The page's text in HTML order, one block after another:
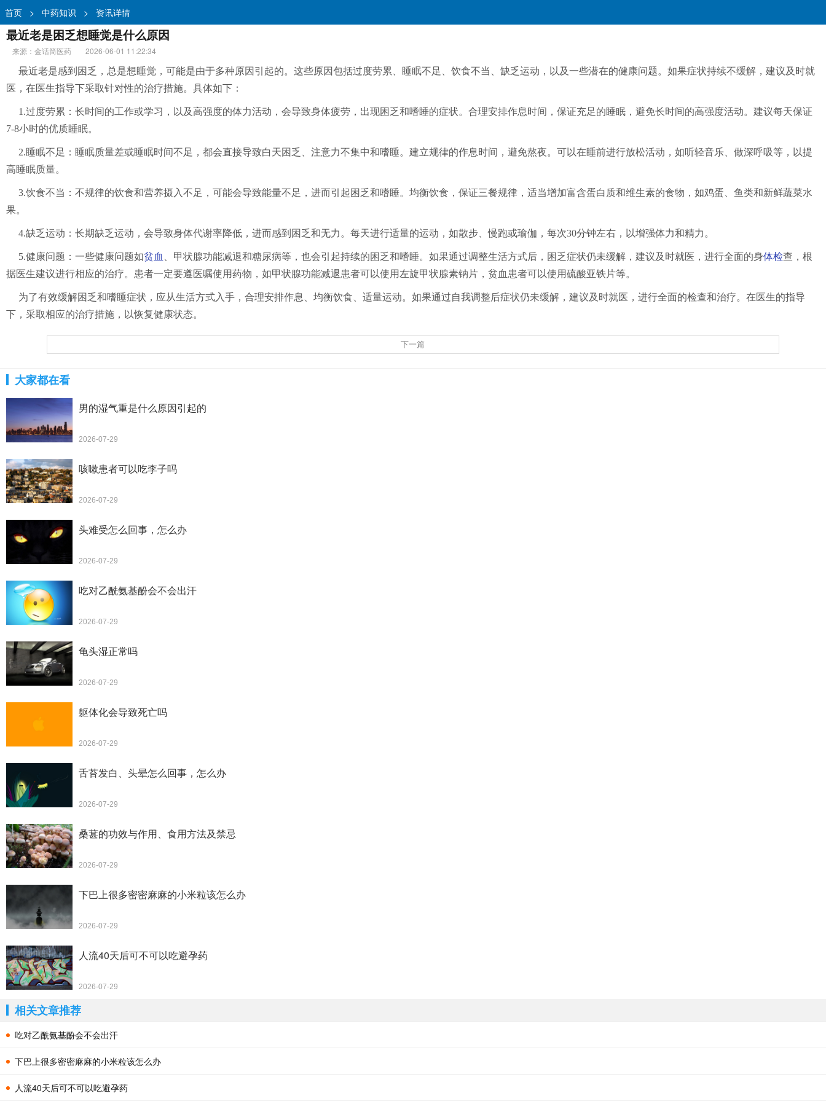
首页 > 中药知识 > 资讯详情
最近老是困乏想睡觉是什么原因
来源：金话筒医药
2026-06-01 11:22:34
最近老是感到困乏，总是想睡觉，可能是由于多种原因引起的。这些原因包括过度劳累、睡眠不足、饮食不当、缺乏运动，以及一些潜在的健康问题。如果症状持续不缓解，建议及时就
医，在医生指导下采取针对性的治疗措施。具体如下：
1.过度劳累：长时间的工作或学习，以及高强度的体力活动，会导致身体疲劳，出现困乏和嗜睡的症状。合理安排作息时间，保证充足的睡眠，避免长时间的高强度活动。建议每天保证
7-8小时的优质睡眠。
2.睡眠不足：睡眠质量差或睡眠时间不足，都会直接导致白天困乏、注意力不集中和嗜睡。建立规律的作息时间，避免熬夜。可以在睡前进行放松活动，如听轻音乐、做深呼吸等，以提
高睡眠质量。
3.饮食不当：不规律的饮食和营养摄入不足，可能会导致能量不足，进而引起困乏和嗜睡。均衡饮食，保证三餐规律，适当增加富含蛋白质和维生素的食物，如鸡蛋、鱼类和新鲜蔬菜水
果。
4.缺乏运动：长期缺乏运动，会导致身体代谢率降低，进而感到困乏和无力。每天进行适量的运动，如散步、慢跑或瑜伽，每次30分钟左右，以增强体力和精力。
5.健康问题：一些健康问题如贫血 、甲状腺功能减退和糖尿病等，也会引起持续的困乏和嗜睡。如果通过调整生活方式后，困乏症状仍未缓解，建议及时就医，进行全面的身体检查，根
据医生建议进行相应的治疗。患者一定要遵医嘱使用药物，如甲状腺功能减退患者可以使用左旋甲状腺素钠片，贫血患者可以使用硫酸亚铁片等。
为了有效缓解困乏和嗜睡症状，应从生活方式入手，合理安排作息、均衡饮食、适量运动。如果通过自我调整后症状仍未缓解，建议及时就医，进行全面的检查和治疗。在医生的指导
下，采取相应的治疗措施，以恢复健康状态。
下一篇
大家都在看
男的湿气重是什么原因引起的
2026-07-29
咳嗽患者可以吃李子吗
2026-07-29
头难受怎么回事，怎么办
2026-07-29
吃对乙酰氨基酚会不会出汗
2026-07-29
龟头湿正常吗
2026-07-29
躯体化会导致死亡吗
2026-07-29
舌苔发白、头晕怎么回事，怎么办
2026-07-29
桑葚的功效与作用、食用方法及禁忌
2026-07-29
下巴上很多密密麻麻的小米粒该怎么办
2026-07-29
人流40天后可不可以吃避孕药
2026-07-29
相关文章推荐
吃对乙酰氨基酚会不会出汗
下巴上很多密密麻麻的小米粒该怎么办
人流40天后可不可以吃避孕药